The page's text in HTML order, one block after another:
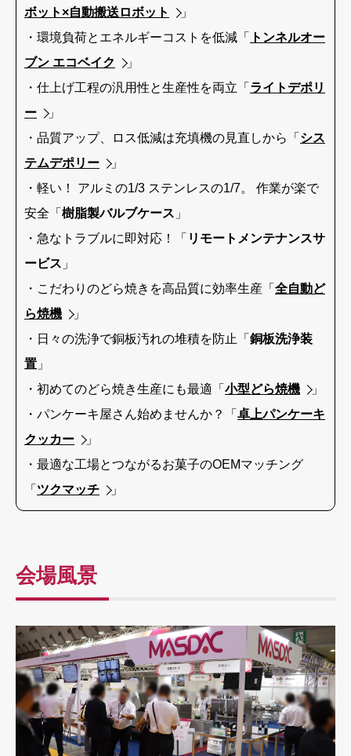
ボット×自動搬送ロボット
」
・環境負荷とエネルギーコストを低減「
トンネルオー
ブン エコベイク
」
・仕上げ工程の汎用性と生産性を両立「 ライトデポリ
ー
」
・品質アップ、ロス低減は充填機の見直しから「 シス
テムデポリー
」
・軽い！ アルミの1/3 ステンレスの1/7。 作業が楽で
安全「 樹脂製バルブケース 」
・急なトラブルに即対応！「 リモートメンテナンスサ
ービス 」
・こだわりのどら焼きを高品質に効率生産「 全自動ど
ら焼機
」
・日々の洗浄で銅板汚れの堆積を防止「 銅板洗浄装
置 」
・初めてのどら焼き生産にも最適「 小型どら焼機
」
・パンケーキ屋さん始めませんか？「 卓上パンケーキ
クッカー
」
・最適な工場とつながるお菓子のOEMマッチング
「 ツクマッチ 」
会場風景